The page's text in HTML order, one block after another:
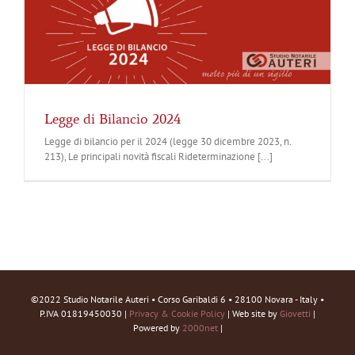
Legge di Bilancio 2024
Legge di bilancio per il 2024 (legge 30 dicembre 2023, n.
213), Le principali novità fiscali Rideterminazione [...]
©2022 Studio Notarile Auteri • Corso Garibaldi 6 • 28100 Novara - Italy •
P.IVA 01819450030 | Privacy & Cookie Policy | Web site by Giovetti |
Powered by 2000net|